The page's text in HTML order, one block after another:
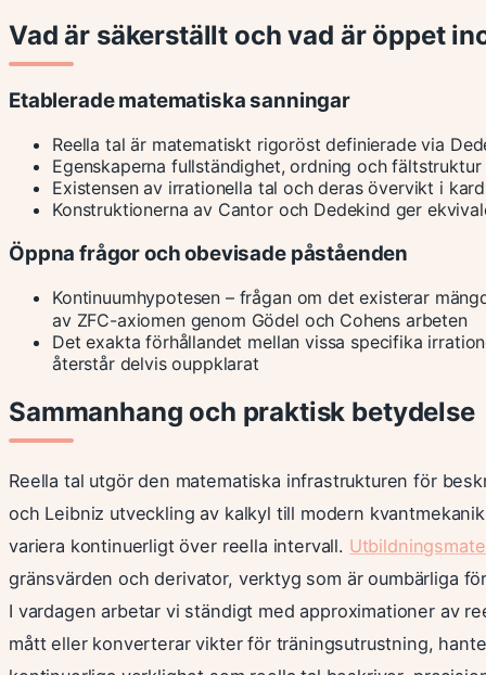
Vad är säkerställt och vad är öppet
Etablerade matematiska sanningar
Reella tal är matematiskt rigoröst definierade via
Egenskaperna fullständighet, ordning och
Existensen av irrationella tal och deras övervikt i
Konstruktionerna av Cantor och Dedekind ger
Öppna frågor och obevisade påståenden
Kontinuumhypotesen – frågan om det existerar
av ZFC-axiomen genom Gödel och Cohens arbeten
Det exakta förhållandet mellan vissa specifika
återstår delvis ouppklarat
Sammanhang och praktisk betydelse
Reella tal utgör den matematiska infrastrukturen för
och Leibniz utveckling av kalkyl till modern
variera kontinuerligt över reella intervall.
gränsvärden och derivator, verktyg som är oumbärliga
I vardagen arbetar vi ständigt med approximationer av
mått eller konverterar vikter för träningsutrustning,